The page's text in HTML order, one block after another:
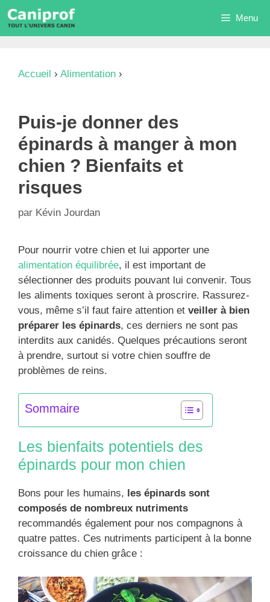
Aller
au
contenu
Menu
Accueil › Alimentation ›
Puis-je donner des
épinards à manger à mon
chien ? Bienfaits et
risques
par Kévin Jourdan
Pour nourrir votre chien et lui apporter une
alimentation équilibrée, il est important de
sélectionner des produits pouvant lui convenir. Tous
les aliments toxiques seront à proscrire. Rassurez-
vous, même s’il faut faire attention et veiller à bien
préparer les épinards, ces derniers ne sont pas
interdits aux canidés. Quelques précautions seront
à prendre, surtout si votre chien souffre de
problèmes de reins.
Sommaire
Les bienfaits potentiels des
épinards pour mon chien
Bons pour les humains, les épinards sont
composés de nombreux nutriments
recommandés également pour nos compagnons à
quatre pattes. Ces nutriments participent à la bonne
croissance du chien grâce :